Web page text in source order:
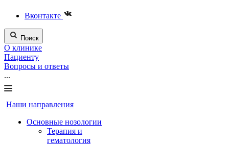
Вконтакте
Поиск
О клинике
Пациенту
Вопросы и ответы
...
Наши направления
Основные нозологии
Терапия и
гематология